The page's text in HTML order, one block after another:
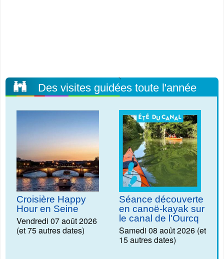
Des visites guidées toute l'année
Croisière Happy
Hour en Seine
Vendredi 07 août 2026
(et 75 autres dates)
Séance découverte
en canoë-kayak sur
le canal de l'Ourcq
Samedi 08 août 2026 (et
15 autres dates)